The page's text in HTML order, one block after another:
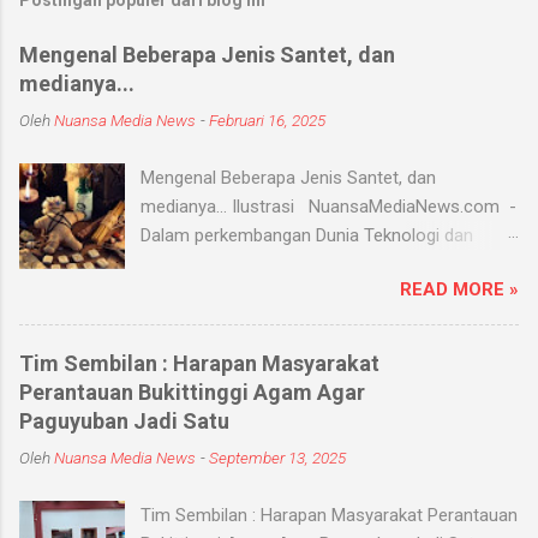
Mengenal Beberapa Jenis Santet, dan
medianya...
OlehNuansa Media News -Februari 16, 2025
Mengenal Beberapa Jenis Santet, dan
medianya... Ilustrasi NuansaMediaNews.com -
Dalam perkembangan Dunia Teknologi dan
yang hingga saat ini masih ada dan berkembang
di masyarakat. Menurut Kamus Besar Bahasa
Indonesia (KBBI) santet berarti sihir, menyihir.
Ilmu Santet merupakan aliran ilmu hitam yang
digunakan untuk mengendalikan alam seperti
supranatural dari paranormal. Biasanya, santet
membahayakan orang lain. Banyak medium
READ MORE »
Tim Sembilan : Harapan Masyarakat
Perantauan Bukittinggi Agam Agar
Paguyuban Jadi Satu
OlehNuansa Media News -September 13, 2025
Tim Sembilan : Harapan Masyarakat Perantauan